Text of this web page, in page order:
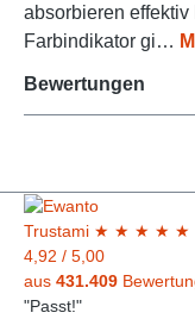
absorbieren
Farbindikator gi…
Bewertungen
Trustami ★ ★ ★ ★ ★
4,92 / 5,00
aus 431.409
"Passt!"